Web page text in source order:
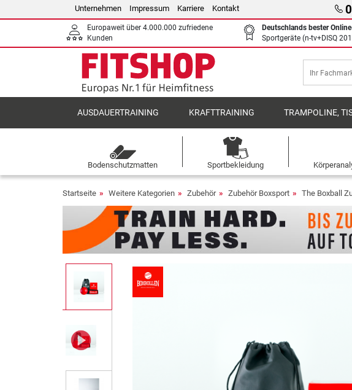
Unternehmen Impressum Karriere Kontakt
Europaweit über 4.000.000 zufriedene
Kunden
Deutschlands bester
Sportgeräte (n-tv+DISQ
AUSDAUERTRAINING KRAFTTRAINING TRAMPOLINE,
Bodenschutzmatten Sportbekleidung
Startseite Weitere Kategorien Zubehör Zubehör Boxsport The Boxball